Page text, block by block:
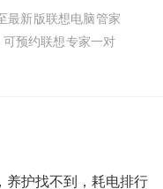
最新版联想电脑管家
可预约联想专家一对
养护找不到，耗电排行